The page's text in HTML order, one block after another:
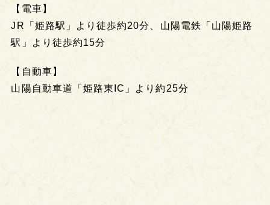
【電車】
JR「姫路駅」より徒歩約20分、山陽電鉄「山陽姫路
駅」より徒歩約15分
【自動車】
山陽自動車道「姫路東IC」より約25分